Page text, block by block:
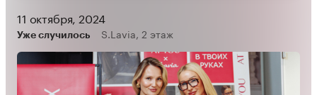
11 октября, 2024
Уже случилось S.Lavia, 2 этаж